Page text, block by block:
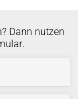
Dann nutzen